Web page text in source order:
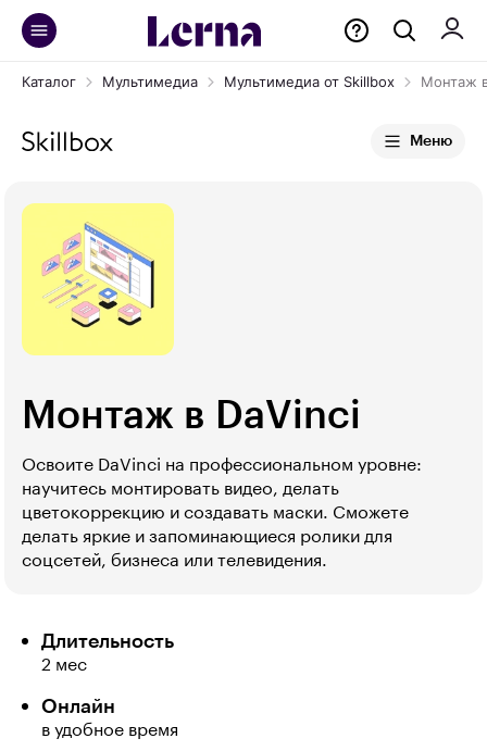
Каталог Мультимедиа Мультимедиа от Skillbox Монтаж
Меню
Монтаж в DaVinci
Освоите DaVinci на профессиональном уровне:
научитесь монтировать видео, делать
цветокоррекцию и создавать маски. Сможете
делать яркие и запоминающиеся ролики для
соцсетей, бизнеса или телевидения.
Длительность
2 мес
Онлайн
в удобное время